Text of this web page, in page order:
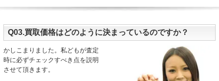
Q03.買取価格はどのように決まっているのですか？
かしこまりました。私どもが査定
時に必ずチェックすべき点を説明
させて頂きます。